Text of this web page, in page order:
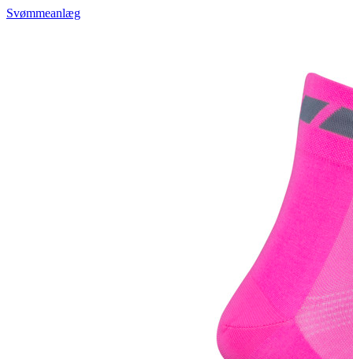
Svømmeanlæg